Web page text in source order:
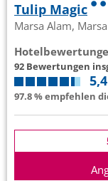
Tulip Magic
Marsa Alam,
92 Bewertungen
97.8 % empfehlen